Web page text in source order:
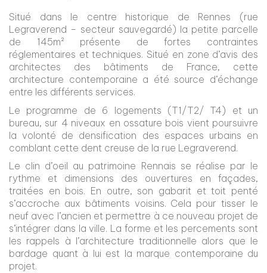
Situé dans le centre historique de Rennes (rue
Legraverend – secteur sauve­gardé) la petite parcelle
de 145m² présente de fortes contraintes
réglementaires et techniques. Situé en zone d’avis des
archi­tectes des bâtiments de France, cette
architecture contemporaine a été source d’échange
entre les différents services.
Le programme de 6 logements (T1/T2/ T4) et un
bureau, sur 4 niveaux en ossature bois vient poursuivre
la volonté de densifi­cation des espaces urbains en
comblant cette dent creuse de la rue Legraverend.
Le clin d’oeil au patrimoine Rennais se réalise par le
rythme et dimensions des ouvertures en façades,
traitées en bois. En outre, son gabarit et toit penté
s’accroche aux bâtiments voisins. Cela pour tisser le
neuf avec l’ancien et permettre à ce nouveau projet de
s’intégrer dans la ville. La forme et les per­cements sont
les rappels à l’architecture traditionnelle alors que le
bardage quant à lui est la marque contemporaine du
projet.